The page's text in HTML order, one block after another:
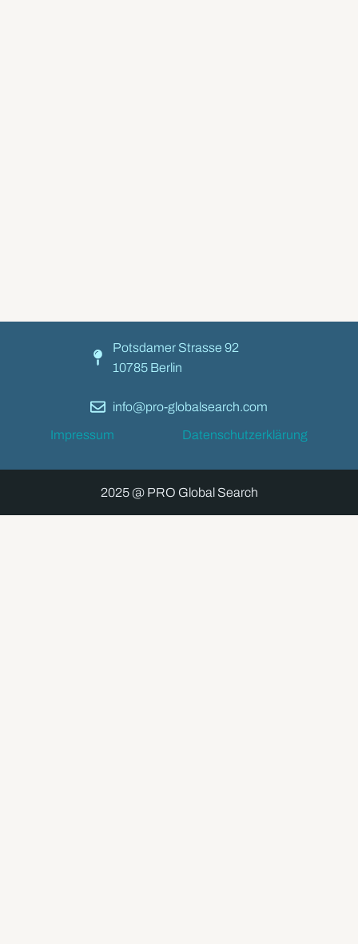
Potsdamer Strasse 92
10785 Berlin
info@pro-globalsearch.com
Impressum Datenschutzerklärung
2025 @ PRO Global Search